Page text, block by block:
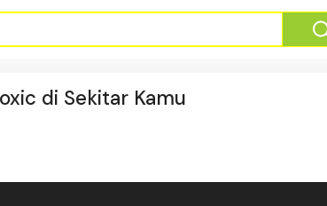
di Sekitar Kamu